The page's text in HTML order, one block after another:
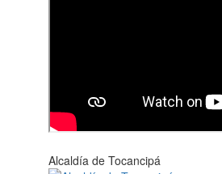
Alcaldía de Tocancipá